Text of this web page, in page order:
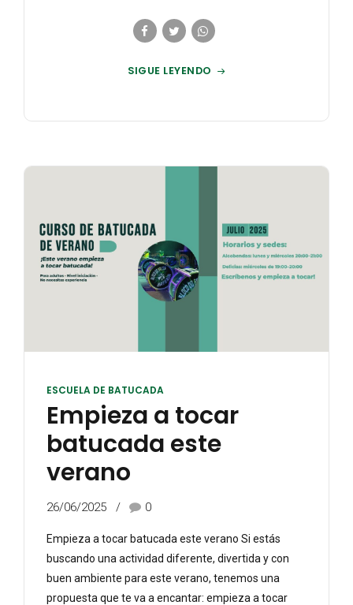
SIGUE LEYENDO
ESCUELA DE BATUCADA
Empieza a tocar
batucada este
verano
26/06/2025 0
Empieza a tocar batucada este verano Si estás
buscando una actividad diferente, divertida y con
buen ambiente para este verano, tenemos una
propuesta que te va a encantar: empieza a tocar